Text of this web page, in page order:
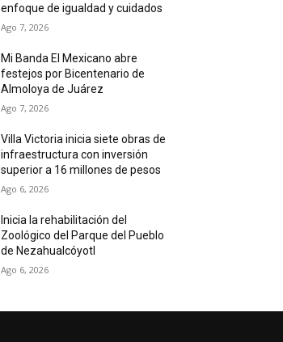
enfoque de igualdad y cuidados
Ago 7, 2026
Mi Banda El Mexicano abre
festejos por Bicentenario de
Almoloya de Juárez
Ago 7, 2026
Villa Victoria inicia siete obras de
infraestructura con inversión
superior a 16 millones de pesos
Ago 6, 2026
Inicia la rehabilitación del
Zoológico del Parque del Pueblo
de Nezahualcóyotl
Ago 6, 2026